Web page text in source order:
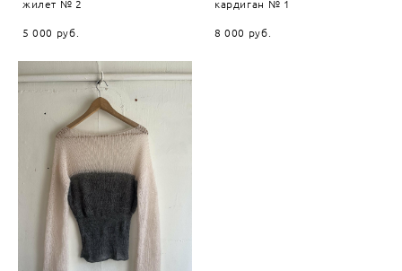
жилет № 2
5 000 pуб.
кардиган № 1
8 000 pуб.